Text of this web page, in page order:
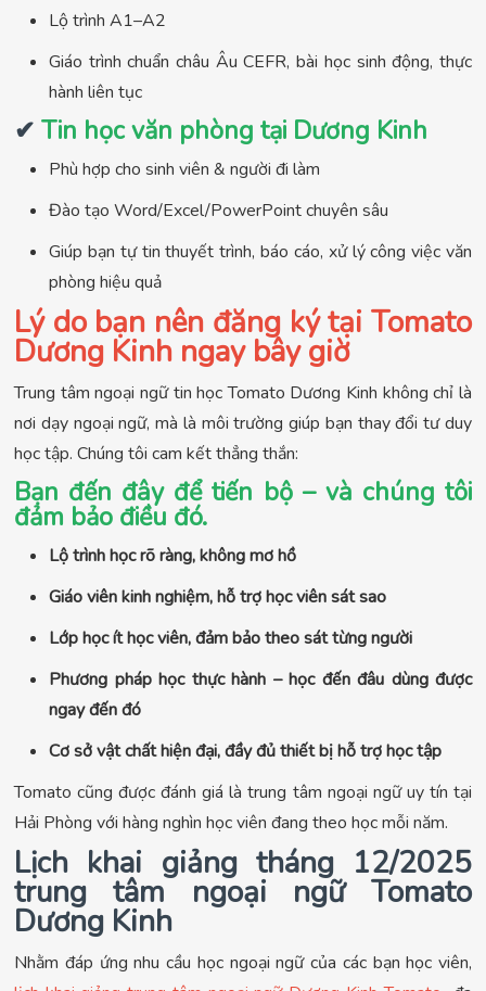
Lộ trình A1–A2
Giáo trình chuẩn châu Âu CEFR, bài học sinh động, thực
hành liên tục
✔ Tin học văn phòng tại Dương Kinh
Phù hợp cho sinh viên & người đi làm
Đào tạo Word/Excel/PowerPoint chuyên sâu
Giúp bạn tự tin thuyết trình, báo cáo, xử lý công việc văn
phòng hiệu quả
Lý do bạn nên đăng ký tại Tomato
Dương Kinh ngay bây giờ
Trung tâm ngoại ngữ tin học Tomato Dương Kinh không chỉ là
nơi dạy ngoại ngữ, mà là môi trường giúp bạn thay đổi tư duy
học tập. Chúng tôi cam kết thẳng thắn:
Bạn đến đây để tiến bộ – và chúng tôi
đảm bảo điều đó.
Lộ trình học rõ ràng, không mơ hồ
Giáo viên kinh nghiệm, hỗ trợ học viên sát sao
Lớp học ít học viên, đảm bảo theo sát từng người
Phương pháp học thực hành – học đến đâu dùng được
ngay đến đó
Cơ sở vật chất hiện đại, đầy đủ thiết bị hỗ trợ học tập
Tomato cũng được đánh giá là trung tâm ngoại ngữ uy tín tại
Hải Phòng với hàng nghìn học viên đang theo học mỗi năm.
Lịch khai giảng tháng 12/2025
trung tâm ngoại ngữ Tomato
Dương Kinh
Nhằm đáp ứng nhu cầu học ngoại ngữ của các bạn học viên,